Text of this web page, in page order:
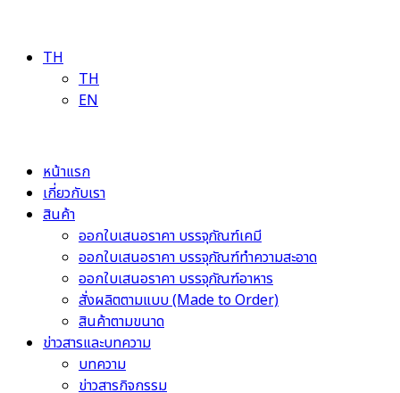
TH
TH
EN
หน้าแรก
เกี่ยวกับเรา
สินค้า
ออกใบเสนอราคา บรรจุภัณฑ์เคมี
ออกใบเสนอราคา บรรจุภัณฑ์ทำความสะอาด
ออกใบเสนอราคา บรรจุภัณฑ์อาหาร
สั่งผลิตตามแบบ (Made to Order)
สินค้าตามขนาด
ข่าวสารและบทความ
บทความ
ข่าวสารกิจกรรม